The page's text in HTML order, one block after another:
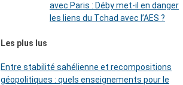
avec Paris : Déby met-il en danger
les liens du Tchad avec l’AES ?
Les plus lus
Entre stabilité sahélienne et recompositions
géopolitiques : quels enseignements pour le